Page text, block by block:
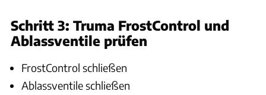
Schritt 3: Truma FrostControl und
Ablassventile prüfen
FrostControl schließen
Ablassventile schließen